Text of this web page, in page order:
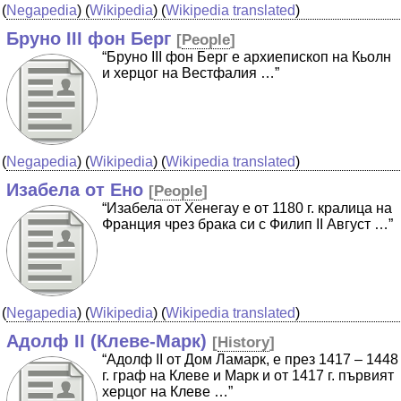
(Negapedia) (Wikipedia) (Wikipedia translated)
Бруно III фон Берг [People]
“Бруно III фон Берг е архиепископ на Кьолн
и херцог на Вестфалия …”
(Negapedia) (Wikipedia) (Wikipedia translated)
Изабела от Ено [People]
“Изабела от Хенегау е от 1180 г. кралица на
Франция чрез брака си с Филип II Август …”
(Negapedia) (Wikipedia) (Wikipedia translated)
Адолф II (Клеве-Марк) [History]
“Адолф II от Дом Ламарк, е през 1417 – 1448
г. граф на Клеве и Марк и от 1417 г. първият
херцог на Клеве …”